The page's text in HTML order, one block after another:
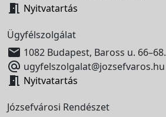
 Nyitvatartás
Ügyfélszolgálat
 1082 Budapest, Baross u. 66–68.
 ugyfelszolgalat@jozsefvaros.hu
 Nyitvatartás
Józsefvárosi Rendészet